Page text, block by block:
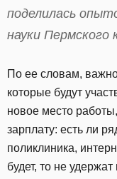
поделилась
науки Пермского
По ее словам,
которые будут
новое место
зарплату: есть ли
поликлиника,
будет, то не удержат